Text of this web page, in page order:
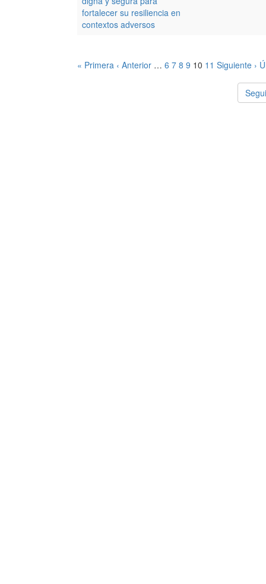
fortalecer su resiliencia en
contextos adversos
« Primera ‹ Anterior … 6 7 8 9 10 11 Siguiente ›